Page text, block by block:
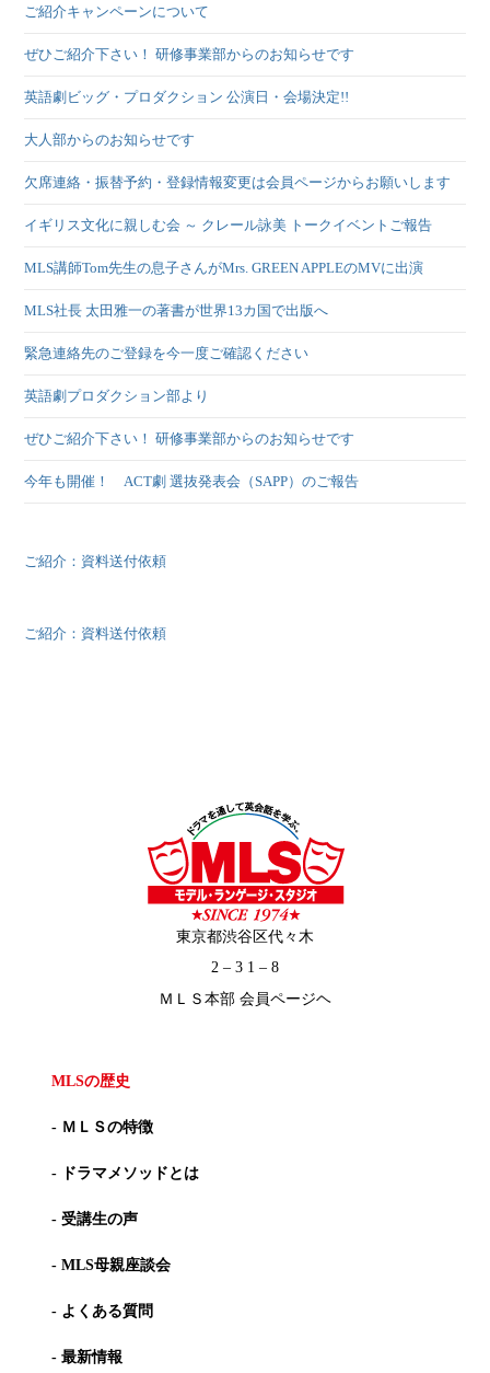
ご紹介キャンペーンについて
ぜひご紹介下さい！ 研修事業部からのお知らせです
英語劇ビッグ・プロダクション 公演日・会場決定!!
大人部からのお知らせです
欠席連絡・振替予約・登録情報変更は会員ページからお願いします
イギリス文化に親しむ会 ～ クレール詠美 トークイベントご報告
MLS講師Tom先生の息子さんがMrs. GREEN APPLEのMVに出演
MLS社長 太田雅一の著書が世界13カ国で出版へ
緊急連絡先のご登録を今一度ご確認ください
英語劇プロダクション部より
ぜひご紹介下さい！ 研修事業部からのお知らせです
今年も開催！ ACT劇 選抜発表会（SAPP）のご報告
ご紹介：資料送付依頼
ご紹介：資料送付依頼
東京都渋谷区代々木
2 – 3 1 – 8
ＭＬＳ本部 会員ページヘ
MLSの歴史
- ＭＬＳの特徴
- ドラマメソッドとは
- 受講生の声
- MLS母親座談会
- よくある質問
- 最新情報